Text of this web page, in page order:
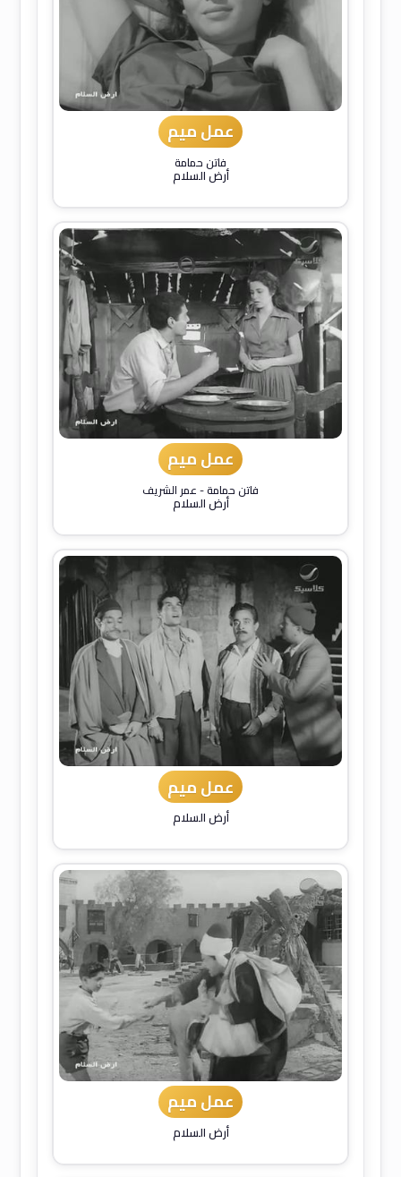
عمل ميم
فاتن حمامة
أرض السلام
عمل ميم
فاتن حمامة-عمر الشريف
أرض السلام
عمل ميم
أرض السلام
عمل ميم
أرض السلام